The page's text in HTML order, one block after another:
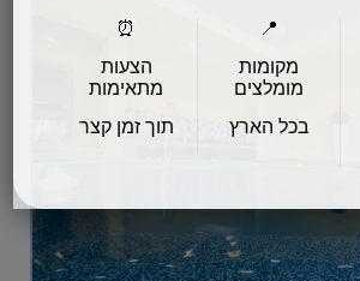
📍
מקומות
מומלצים
בכל הארץ
⏰
הצעות
מתאימות
תוך זמן קצר